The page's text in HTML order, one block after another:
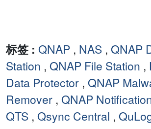
标签 : QNAP , NAS , QNAP
Station , QNAP File Station ,
Data Protector , QNAP
Remover , QNAP
QTS , Qsync Central ,